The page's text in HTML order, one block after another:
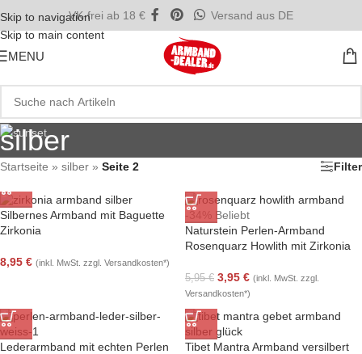
Skip to navigation
Skip to main content
VK-frei ab 18 € Versand aus DE
MENU
silber
Startseite » silber » Seite 2 Filter
Silbernes Armband mit Baguette
Zirkonia
8,95 € (inkl. MwSt. zzgl. Versandkosten*)
-34% Beliebt
Naturstein Perlen-Armband
Rosenquarz Howlith mit Zirkonia
5,95€ 3,95 € (inkl. MwSt. zzgl.
Versandkosten*)
Lederarmband mit echten Perlen
Tibet Mantra Armband versilbert